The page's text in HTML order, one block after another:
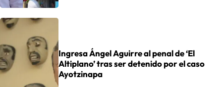
Ingresa Ángel Aguirre al penal de ‘El
Altiplano’ tras ser detenido por el caso
Ayotzinapa